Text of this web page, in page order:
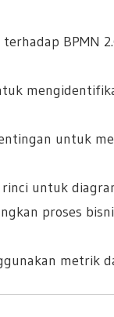
BPMN
untuk
untuk
proses
metrik